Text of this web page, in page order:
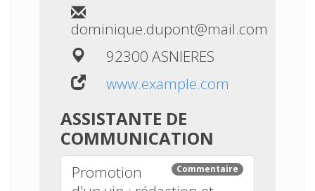
dominique.dupont@mail.com
92300 ASNIERES
www.example.com
ASSISTANTE DE
COMMUNICATION
Commentaire
Promotion